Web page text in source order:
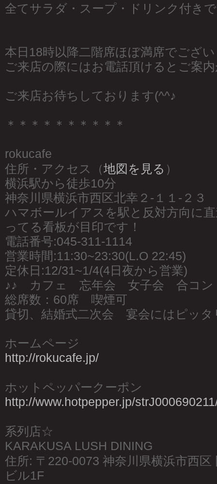
全てサラダ・スープ・ドリンク付き
本日18時以降二階席ほぼ満席でござ
ご来店の際にはお電話頂けるとご案
ご来店お待ちしております(^^♪
＊＊＊＊＊＊＊＊＊＊
rokucafe
住所・アクセス（地図を見る ）
横浜駅から徒歩10分
神奈川県横浜市西区北幸２-１１-２３
ハマボールイアスを駅と反対方向に
ってる看板が目印です！
電話番号:045-311-1114
営業時間:11:30~23:30(L.O 22:45)
定休日:12/31~1/4(4日夜から営業)
♪♪ カフェ 忘年会 女子会 合コ
総席数：60席 喫煙可
貸切、結婚式二次会 宴会にはピッタ
ホームページ
http://rokucafe.jp/
ホットペッパークーポン
http://www.hotpepper.jp/
系列店☆
KARAKUSA LUSH DINING
住所: 〒220-0073 神奈川県横浜市西区
ビル1F